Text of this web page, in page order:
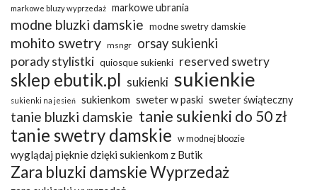
markowe bluzy wyprzedaż markowe ubrania
modne bluzki damskie modne swetry damskie
mohito swetry msngr orsay sukienki
porady stylistki quiosque sukienki reserved swetry
sklep ebutik.pl sukienki sukienkie
sukienki na jesień sukienkom sweter w paski sweter świąteczny
tanie bluzki damskie tanie sukienki do 50 zł
tanie swetry damskie w modnej bloozie
wyglądaj pięknie dzięki sukienkom z Butik
Zara bluzki damskie Wyprzedaż